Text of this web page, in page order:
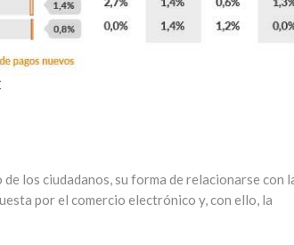
los ciudadanos, su forma de relacionarse con
por el comercio electrónico y, con ello, la